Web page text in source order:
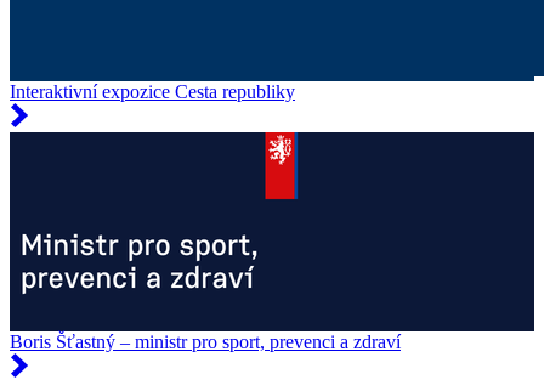
Interaktivní expozice Cesta republiky
Boris Šťastný – ministr pro sport, prevenci a zdraví